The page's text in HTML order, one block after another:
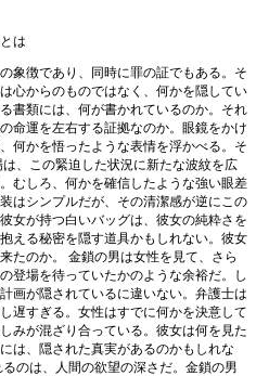
は
象徴であり、同時に罪の証でもある。そ
心からのものではなく、何かを隠してい
書類には、何が書かれているのか。それ
命運を左右する証拠なのか。眼鏡をかけ
何かを悟ったような表情を浮かべる。そ
、この緊迫した状況に新たな波紋を広
むしろ、何かを確信したような強い眼差
はシンプルだが、その清潔感が逆にこの
女が持つ白いバッグは、彼女の純粋さを
える秘密を隠す道具かもしれない。彼女
たのか。 金鎖の男は女性を見て、さら
登場を待っていたかのような余裕だ。し
画が隠されているに違いない。弁護士は
遅すぎる。女性はすでに何かを決意して
みが混ざり合っている。彼女は何を見た
は、隠された真実があるのかもしれな
のは、人間の欲望の深さだ。金鎖の男